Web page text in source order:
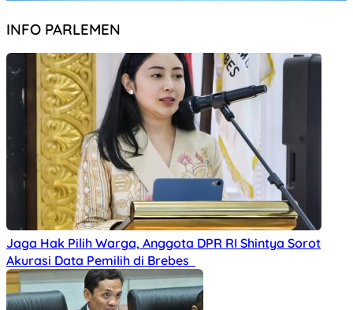
INFO PARLEMEN
Jaga Hak Pilih Warga, Anggota DPR RI Shintya Sorot
Akurasi Data Pemilih di Brebes